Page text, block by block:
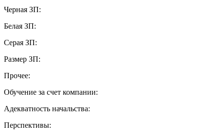
Черная ЗП:
Белая ЗП:
Серая ЗП:
Размер ЗП:
Прочее:
Обучение за счет компании:
Адекватность начальства:
Перспективы: